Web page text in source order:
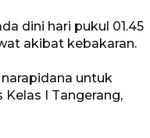
dini hari pukul 01.45
akibat kebakaran.
untuk
I Tangerang,